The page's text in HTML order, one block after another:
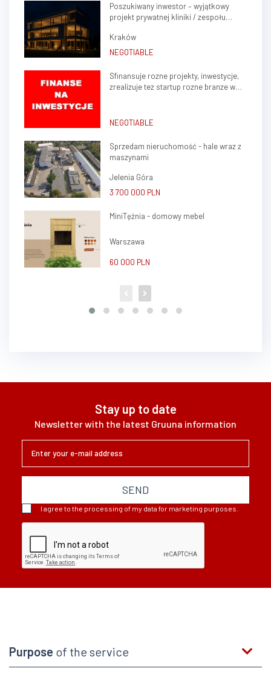
przygotowana pod sprzedaż.
Może zostać wykorzystana do
rozpoczęcia działalności w
branży spedy...
Poszukiwany inwestor – wyjątkowy
projekt prywatnej kliniki / zespołu
(Krowodrza)
Kraków
NEGOTIABLE
Sfinansuje rozne projekty, inwestycje,
zrealizuje tez startup rozne branze w
NEGOTIABLE
Sprzedam nieruchomość - hale wraz z
maszynami
Jelenia Góra
3 700 000 PLN
MiniTężnia - domowy mebel
Warszawa
60 000 PLN
Stay up to date
Newsletter with the latest Gruuna information
SEND
I agree to the processing of my data for marketing purposes.
Purpose of the service